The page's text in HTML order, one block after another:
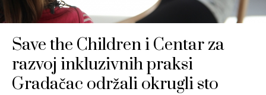
Save the Children i Centar za
razvoj inkluzivnih praksi
Gradačac održali okrugli sto